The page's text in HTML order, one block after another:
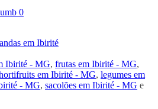
em Ibirité
Ibirité - MG, frutas em Ibirité - MG,
em Ibirité - MG, legumes em
- MG, sacolões em Ibirité - MG e